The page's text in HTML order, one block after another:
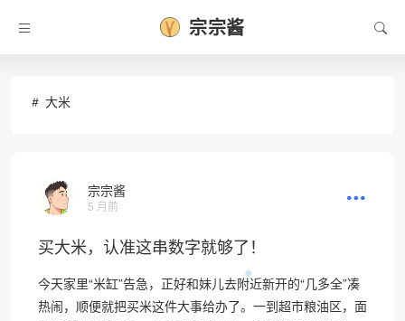
❄
宗宗酱
大米
宗宗酱
5 月前
买大米，认准这串数字就够了！
今天家里“米缸”告急，正好和妹儿去附近新开的“几多全”凑
热闹，顺便就把买米这件大事给办了。一到超市粮油区，面